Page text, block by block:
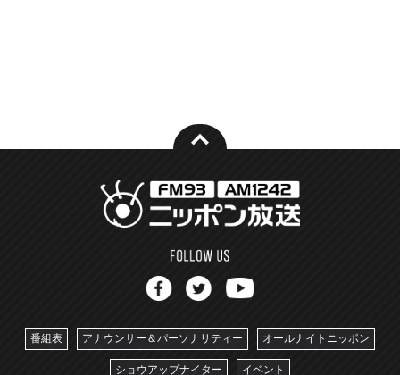
番組表 アナウンサー＆パーソナリティー オールナイトニッポン
ショウアップナイター イベント